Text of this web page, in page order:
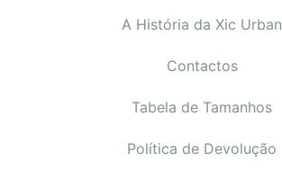
A História da Xic Urban
Contactos
Tabela de Tamanhos
Política de Devolução